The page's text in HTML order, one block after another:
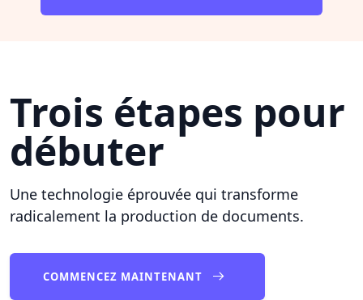
Trois étapes pour
débuter
Une technologie éprouvée qui transforme
radicalement la production de documents.
COMMENCEZ MAINTENANT